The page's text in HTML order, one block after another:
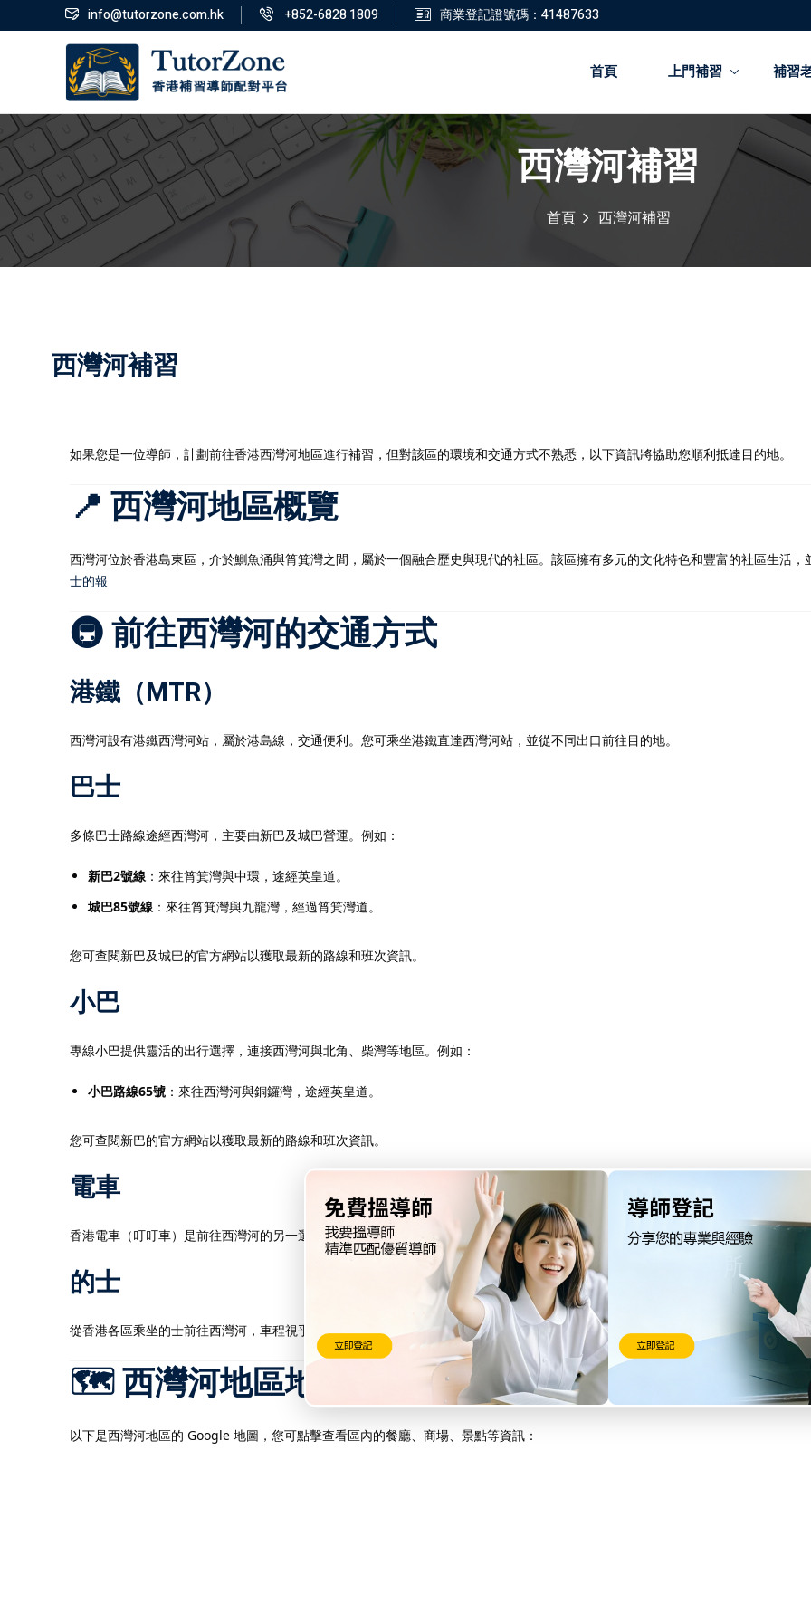
info@tutorzone.com.hk +852-6828 1809 商業登記證號碼：41487633
首頁 上門補習 補習
西灣河補習
首頁 西灣河補習
西灣河補習
如果您是一位導師，計劃前往香港西灣河地區進行補習，但對該區的環境和交通方式不熟悉，以下資訊將協助您順利抵達目的地。​
📍 西灣河地區概覽
西灣河位於香港島東區，介於鰂魚涌與筲箕灣之間，屬於一個融合歷史與現代的社區。​該區擁有多元的文化特色和豐富的社區生活
士的報
🚇 前往西灣河的交通方式
港鐵（MTR）
西灣河設有港鐵西灣河站，屬於港島線，交通便利。​您可乘坐港鐵直達西灣河站，並從不同出口前往目的地。​
巴士
多條巴士路線途經西灣河，主要由新巴及城巴營運。​例如：​
新巴2號線 ：來往筲箕灣與中環，途經英皇道。​
城巴85號線 ：來往筲箕灣與九龍灣，經過筲箕灣道。​
您可查閱新巴及城巴的官方網站以獲取最新的路線和班次資訊。​
小巴
專線小巴提供靈活的出行選擇，連接西灣河與北角、柴灣等地區。​例如：​
小巴路線65號 ：來往西灣河與銅鑼灣，途經英皇道。​
您可查閱新巴的官方網站以獲取最新的路線和班次資訊。​
電車
香港電車（叮叮車）是前往西灣河的另一選擇，沿途可欣賞香港島的街景。​您可乘坐電車前往西灣河道或英皇道等站點。​
的士
從香港各區乘坐的士前往西灣河，車程視乎起點距離及交通情況，車資有所不同。​
🗺️ 西灣河地區地圖
以下是西灣河地區的 Google 地圖，您可點擊查看區內的餐廳、商場、景點等資訊：​
登錄 註冊
登錄
您還沒有帳號?註冊